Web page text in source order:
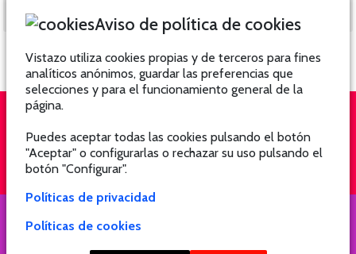
QUIÉNES SOMOS
Aviso de política de cookies
Vistazo utiliza cookies propias y de terceros para fines
analíticos anónimos, guardar las preferencias que
selecciones y para el funcionamiento general de la
página.
Puedes aceptar todas las cookies pulsando el botón
"Aceptar" o configurarlas o rechazar su uso pulsando el
botón "Configurar".
Políticas de privacidad
Políticas de cookies